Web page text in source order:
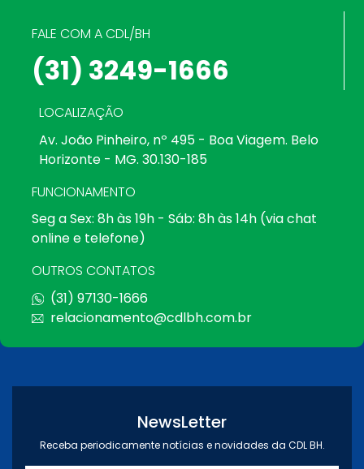
FALE COM A CDL/BH
(31) 3249-1666
LOCALIZAÇÃO
Av. João Pinheiro, nº 495 - Boa Viagem. Belo
Horizonte - MG. 30.130-185
FUNCIONAMENTO
Seg a Sex: 8h às 19h - Sáb: 8h às 14h (via chat
online e telefone)
OUTROS CONTATOS
(31) 97130-1666
relacionamento@cdlbh.com.br
NewsLetter
Receba periodicamente notícias e novidades da CDL BH.